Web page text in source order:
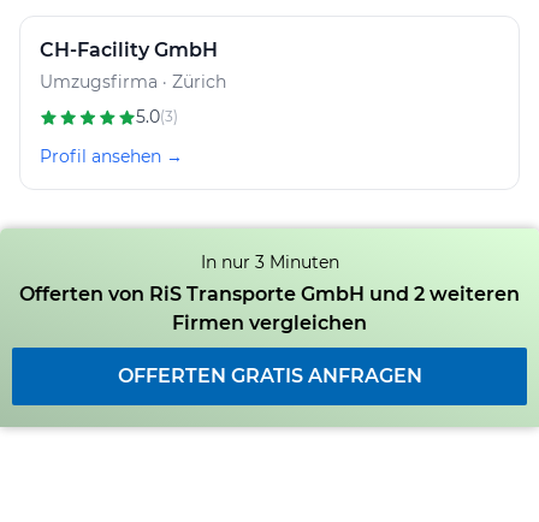
CH-Facility GmbH
Umzugsfirma · Zürich
5.0(3)
Profil ansehen →
In nur 3 Minuten
Offerten von RiS Transporte GmbH und 2 weiteren
Firmen vergleichen
OFFERTEN GRATIS ANFRAGEN